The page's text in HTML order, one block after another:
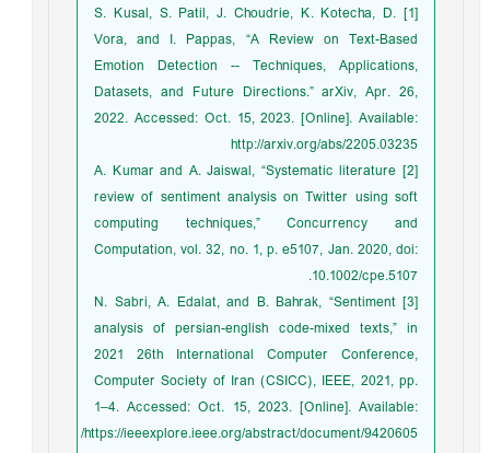
[1] S. Kusal, S. Patil, J. Choudrie, K. Kotecha, D.
Vora, and I. Pappas, “A Review on Text-Based
Emotion Detection -- Techniques, Applications,
Datasets, and Future Directions.” arXiv, Apr. 26,
2022. Accessed: Oct. 15, 2023. [Online]. Available:
http://arxiv.org/abs/2205.03235
[2] A. Kumar and A. Jaiswal, “Systematic literature
review of sentiment analysis on Twitter using soft
computing techniques,” Concurrency and
Computation, vol. 32, no. 1, p. e5107, Jan. 2020, doi:
10.1002/cpe.5107.
[3] N. Sabri, A. Edalat, and B. Bahrak, “Sentiment
analysis of persian-english code-mixed texts,” in
2021 26th International Computer Conference,
Computer Society of Iran (CSICC), IEEE, 2021, pp.
1–4. Accessed: Oct. 15, 2023. [Online]. Available:
https://ieeexplore.ieee.org/abstract/document/9420605/